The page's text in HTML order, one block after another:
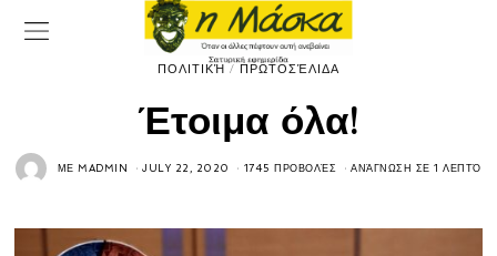
ΠΟΛΙΤΙΚΉ / ΠΡΩΤΟΣΈΛΙΔΑ
Έτοιμα όλα!
ΜΕMADMIN JULY 22, 2020 1745 ΠΡΟΒΟΛΈΣ ΑΝΆΓΝΩΣΗ ΣΕ 1 ΛΕΠΤΌ